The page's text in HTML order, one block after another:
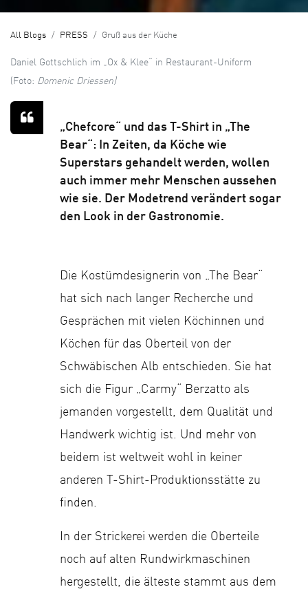
All Blogs PRESS Gruß aus der Küche
Daniel Gottschlich im „Ox & Klee“ in Restaurant-Uniform
(Foto: Domenic Driessen)
„Chefcore“ und das T-Shirt in „The
Bear“: In Zeiten, da Köche wie
Superstars gehandelt werden, wollen
auch immer mehr Menschen aussehen
wie sie. Der Modetrend verändert sogar
den Look in der Gastronomie.
Die Kostümdesignerin von „The ­Bear“
hat sich nach langer Recherche und
Gesprächen mit vielen Köchinnen und
Köchen für das Oberteil von der
Schwäbischen Alb entschieden. Sie hat
sich die Figur „Carmy“ Berzatto als
jemanden vorgestellt, dem Qualität und
Handwerk wichtig ist. Und mehr von
beidem ist weltweit wohl in keiner
anderen T-Shirt-Produktionsstätte zu
finden.
In der Strickerei werden die Oberteile
noch auf alten Rundwirkmaschinen
hergestellt, die älteste stammt aus dem